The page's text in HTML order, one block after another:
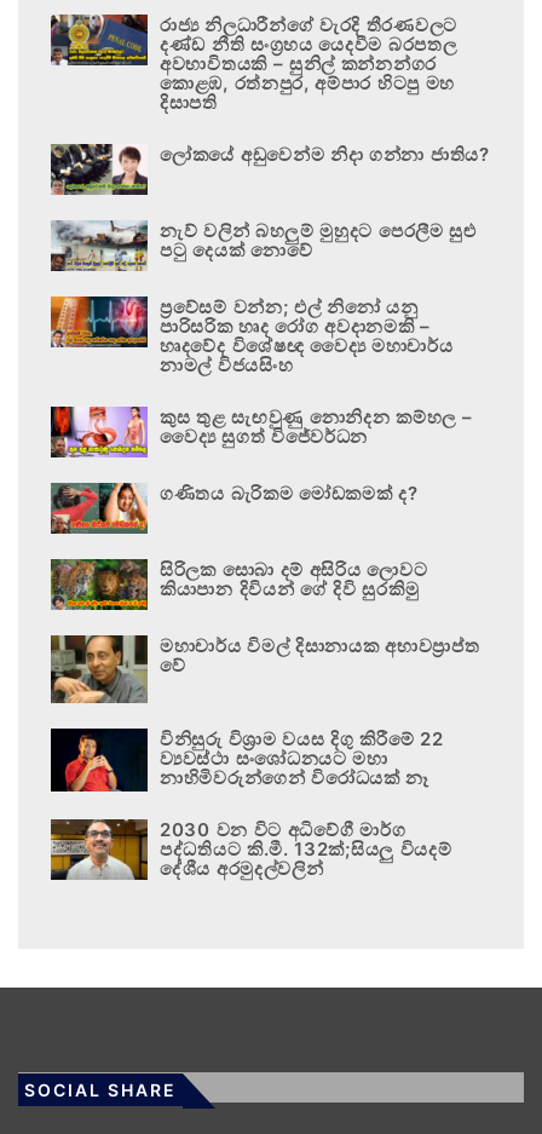
රාජ්‍ය නිලධාරීන්ගේ වැරදි තීරණවලට
දණ්ඩ නීති සංග්‍රහය යෙදවීම බරපතල
අවභාවිතයකි – සුනිල් කන්නන්ගර
කොළඹ, රත්නපුර, අම්පාර හිටපු මහ
දිසාපති
ලෝකයේ අඩුවෙන්ම නිදා ගන්නා ජාතිය?
නැව් වලින් බහලුම් මුහුදට පෙරලීම සුළු
පටු දෙයක් නොවේ
ප්‍රවේසම් වන්න; එල් නිනෝ යනු
පාරිසරික හෘද රෝග අවදානමකි –
හෘදවේද විශේෂඥ වෛද්‍ය මහාචාර්ය
නාමල් විජයසිංහ
කුස තුළ සැඟවුණු නොනිදන කම්හල –
වෛද්‍ය සුගත් විජේවර්ධන
ගණිතය බැරිකම මෝඩකමක් ද?
සිරිලක සොබා දම් අසිරිය ලොවට
කියාපාන දිවියන් ගේ දිවි සුරකිමු
මහාචාර්ය විමල් දිසානායක අභාවප්‍රාප්ත
වේ
විනිසුරු විශ්‍රාම වයස දිගු කිරීමේ 22
ව්‍යවස්ථා සංශෝධනයට මහා
නාහිමිවරුන්ගෙන් විරෝධයක් නෑ
2030 වන විට අධිවේගී මාර්ග
පද්ධතියට කි.මී. 132ක්;සියලු වියදම්
දේශීය අරමුදල්වලින්
SOCIAL SHARE